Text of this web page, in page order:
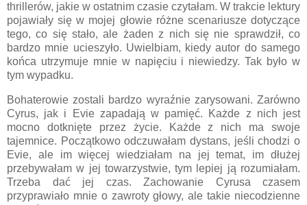
thrillerów, jakie w ostatnim czasie czytałam. W trakcie lektury
pojawiały się w mojej głowie różne scenariusze dotyczące
tego, co się stało, ale żaden z nich się nie sprawdził, co
bardzo mnie ucieszyło. Uwielbiam, kiedy autor do samego
końca utrzymuje mnie w napięciu i niewiedzy. Tak było w
tym wypadku.
Bohaterowie zostali bardzo wyraźnie zarysowani. Zarówno
Cyrus, jak i Evie zapadają w pamięć. Każde z nich jest
mocno dotknięte przez życie. Każde z nich ma swoje
tajemnice. Początkowo odczuwałam dystans, jeśli chodzi o
Evie, ale im więcej wiedziałam na jej temat, im dłużej
przebywałam w jej towarzystwie, tym lepiej ją rozumiałam.
Trzeba dać jej czas. Zachowanie Cyrusa czasem
przyprawiało mnie o zawroty głowy, ale takie niecodzienne